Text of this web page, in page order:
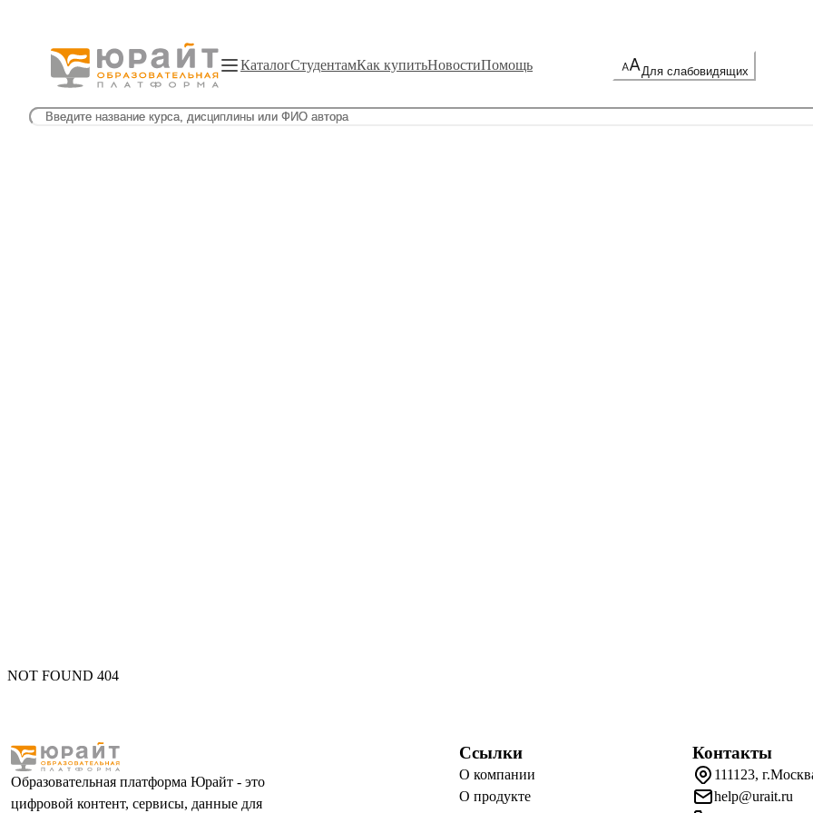
КаталогСтудентамКак купитьНовостиПомощь Для слабовидящих
NOT FOUND 404
Образовательная платформа Юрайт - это
цифровой контент, сервисы, данные для
Ссылки
О компании
О продукте
Контакты
111123,
help@urait.ru